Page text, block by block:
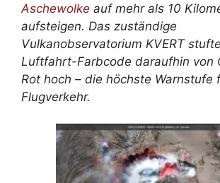
Aschewolke auf mehr als 10
aufsteigen. Das zuständige
Vulkanobservatorium KVERT
Luftfahrt-Farbcode daraufhin von
Rot hoch – die höchste Warnstufe
Flugverkehr.